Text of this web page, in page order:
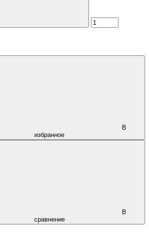
В
избранное
В
сравнение